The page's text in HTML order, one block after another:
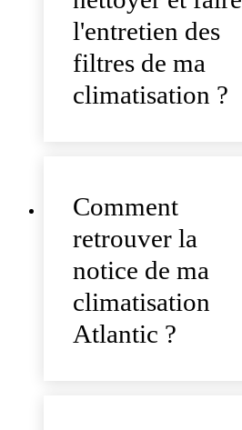
l'entretien des
filtres de ma
climatisation ?
Comment
retrouver la
notice de ma
climatisation
Atlantic ?